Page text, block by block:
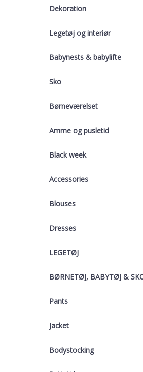
Dekoration
Legetøj og interiør
Babynests & babylifte
Sko
Børneværelset
Amme og pusletid
Black week
Accessories
Blouses
Dresses
LEGETØJ
BØRNETØJ, BABYTØJ &
Pants
Jacket
Bodystocking